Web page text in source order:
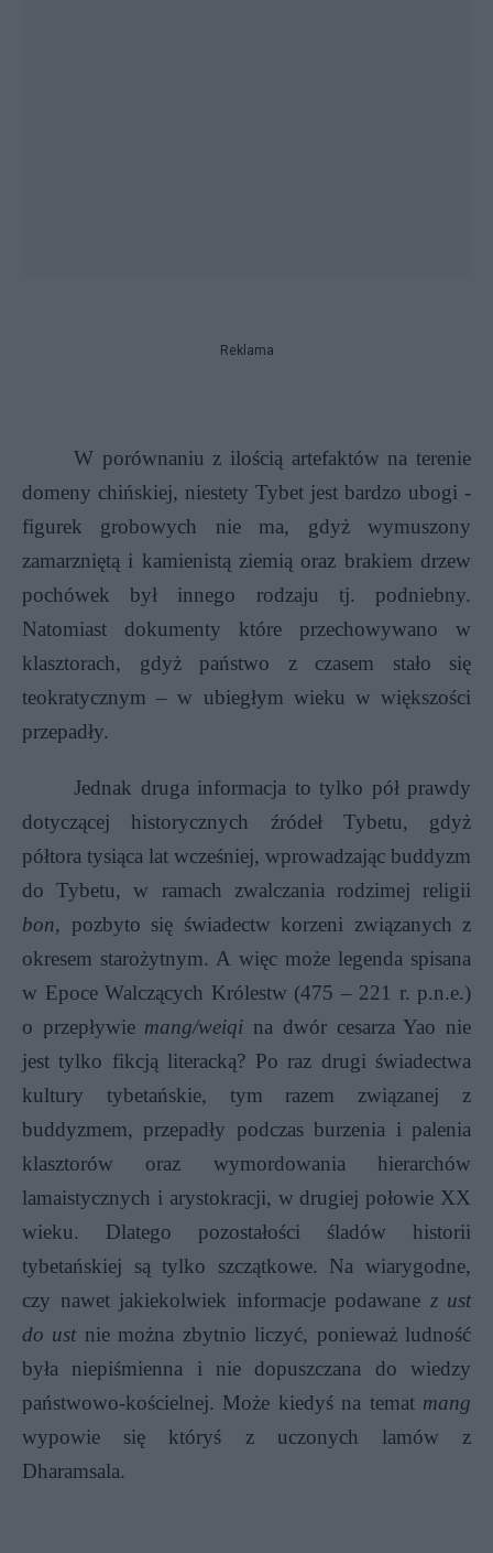
Reklama
W porównaniu z ilością artefaktów na terenie
domeny chińskiej, niestety Tybet jest bardzo ubogi -
figurek grobowych nie ma, gdyż wymuszony
zamarzniętą i kamienistą ziemią oraz brakiem drzew
pochówek był innego rodzaju tj. podniebny.
Natomiast dokumenty które przechowywano w
klasztorach, gdyż państwo z czasem stało się
teokratycznym – w ubiegłym wieku w większości
przepadły.
Jednak druga informacja to tylko pół prawdy
dotyczącej historycznych źródeł Tybetu, gdyż
półtora tysiąca lat wcześniej, wprowadzając buddyzm
do Tybetu, w ramach zwalczania rodzimej religii
bon, pozbyto się świadectw korzeni związanych z
okresem starożytnym. A więc może legenda spisana
w Epoce Walczących Królestw (475 – 221 r. p.n.e.)
o przepływie mang/weiqi na dwór cesarza Yao nie
jest tylko fikcją literacką? Po raz drugi świadectwa
kultury tybetańskie, tym razem związanej z
buddyzmem, przepadły podczas burzenia i palenia
klasztorów oraz wymordowania hierarchów
lamaistycznych i arystokracji, w drugiej połowie XX
wieku. Dlatego pozostałości śladów historii
tybetańskiej są tylko szczątkowe. Na wiarygodne,
czy nawet jakiekolwiek informacje podawane z ust
do ustnie można zbytnio liczyć, ponieważ ludność
była niepiśmienna i nie dopuszczana do wiedzy
państwowo-kościelnej. Może kiedyś na temat mang
wypowie się któryś z uczonych lamów z
Dharamsala.